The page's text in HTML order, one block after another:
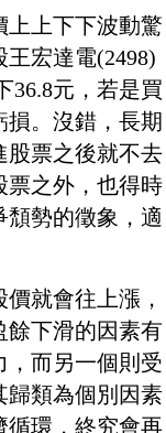
上上下下波動驚
宏達電(2498)
36.8元，若是買
損。沒錯，長期
股票之後就不去
票之外，也得時
勢的徵象，適
就會往上漲，
餘下滑的因素有
，而另一個則受
歸類為個別因素
循環，終究會再